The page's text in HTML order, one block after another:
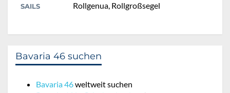
SAILS Rollgenua, Rollgroßsegel
Bavaria 46 suchen
Bavaria 46weltweit suchen